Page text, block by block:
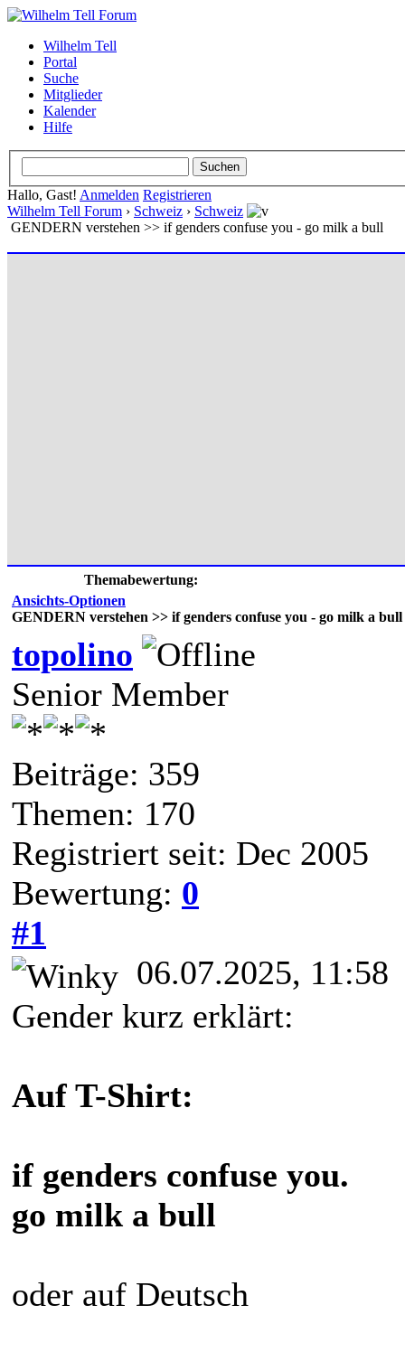
Wilhelm Tell
Portal
Suche
Mitglieder
Kalender
Hilfe
Hallo, Gast! Anmelden Registrieren
Wilhelm Tell Forum › Schweiz › Schweiz
GENDERN verstehen >> if genders confuse you - go milk a bull
Themabewertung:
Ansichts-Optionen
GENDERN verstehen >> if genders confuse you - go milk a bull
topolino
Senior Member
Beiträge: 359
Themen: 170
Registriert seit: Dec 2005
Bewertung: 0
#1
06.07.2025, 11:58
Gender kurz erklärt:
Auf T-Shirt:
if genders confuse you.
go milk a bull
oder auf Deutsch